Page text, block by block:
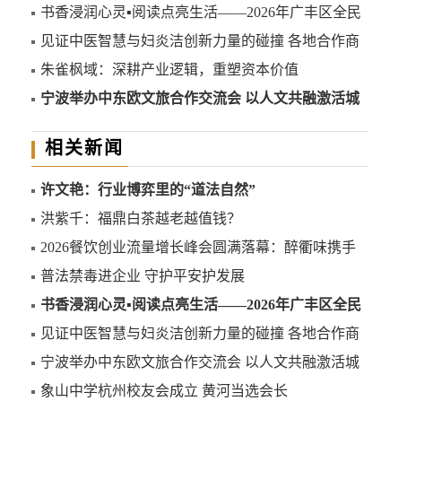
书香浸润心灵▪阅读点亮生活——2026年广丰区全民
阅读活动周正式启动
见证中医智慧与妇炎洁创新力量的碰撞 各地合作商
考察仁和万家纪实
朱雀枫域：深耕产业逻辑，重塑资本价值
宁波举办中东欧文旅合作交流会 以人文共融激活城
相关新闻
许文艳：行业博弈里的“道法自然”
洪紫千：福鼎白茶越老越值钱？
2026餐饮创业流量增长峰会圆满落幕：醉衢味携手
行业大咖共探流量新范式
普法禁毒进企业 守护平安护发展
书香浸润心灵▪阅读点亮生活——2026年广丰区全民
阅读活动周正式启动
见证中医智慧与妇炎洁创新力量的碰撞 各地合作商
考察仁和万家纪实
宁波举办中东欧文旅合作交流会 以人文共融激活城
市外向新动能
象山中学杭州校友会成立 黄河当选会长